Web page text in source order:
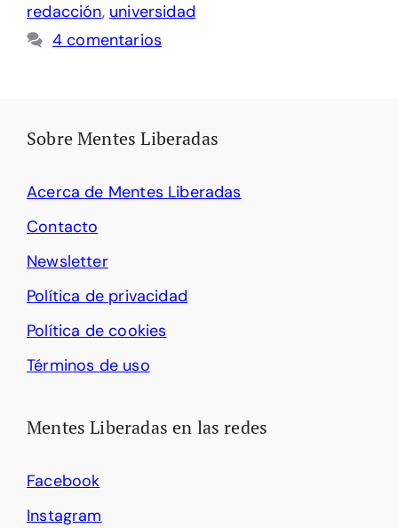
redacción, universidad
4 comentarios
Sobre Mentes Liberadas
Acerca de Mentes Liberadas
Contacto
Newsletter
Política de privacidad
Política de cookies
Términos de uso
Mentes Liberadas en las redes
Facebook
Instagram